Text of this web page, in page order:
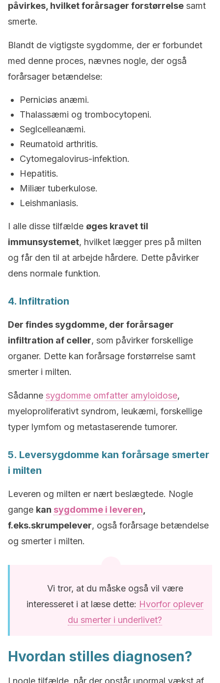
påvirkes, hvilket forårsager forstørrelse samt
smerte.
Blandt de vigtigste sygdomme, der er forbundet
med denne proces, nævnes nogle, der også
forårsager betændelse:
Perniciøs anæmi.
Thalassæmi og trombocytopeni.
Seglcelleanæmi.
Reumatoid arthritis.
Cytomegalovirus-infektion.
Hepatitis.
Miliær tuberkulose.
Leishmaniasis.
I alle disse tilfælde øges kravet til
immunsystemet, hvilket lægger pres på milten
og får den til at arbejde hårdere. Dette påvirker
dens normale funktion.
4. Infiltration
Der findes sygdomme, der forårsager
infiltration af celler, som påvirker forskellige
organer. Dette kan forårsage forstørrelse samt
smerter i milten.
Sådanne sygdomme omfatter amyloidose,
myeloproliferativt syndrom, leukæmi, forskellige
typer lymfom og metastaserende tumorer.
5. Leversygdomme kan forårsage smerter
i milten
Leveren og milten er nært beslægtede. Nogle
gange kan sygdomme i leveren
f.eks.skrumpelever, også forårsage betændelse
og smerter i milten.
Vi tror, at du måske også vil være
interesseret i at læse dette: Hvorfor oplever
du smerter i underlivet?
Hvordan stilles diagnosen?
I nogle tilfælde, når der opstår unormal vækst af